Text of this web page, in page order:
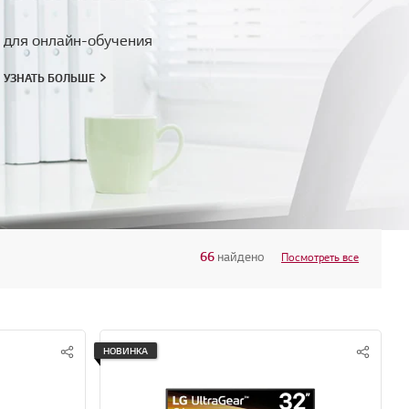
66 найдено Посмотреть все
S
НОВИНКА
S